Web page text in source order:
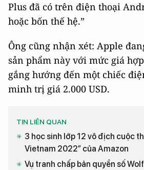
Plus đã có trên điện thoại
hoặc bốn thế hệ.”
Ông cũng nhận xét: Apple
sản phẩm này với mức giá
gắng hướng đến một chiếc
minh trị giá 2.000 USD.
TIN LIÊN QUAN
3 học sinh lớp 12 vô địch cuộc
Vietnam 2022” của Amazon
Vụ tranh chấp bản quyền số